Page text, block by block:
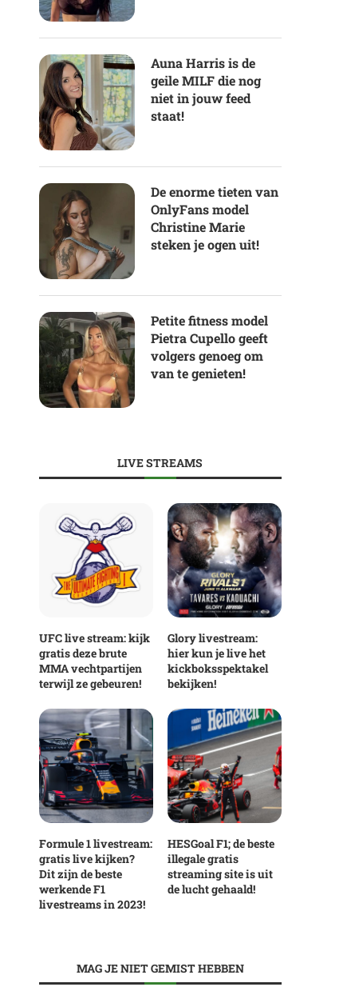
Auna Harris is de
geile MILF die nog
niet in jouw feed
staat!
De enorme tieten van
OnlyFans model
Christine Marie
steken je ogen uit!
Petite fitness model
Pietra Cupello geeft
volgers genoeg om
van te genieten!
LIVE STREAMS
UFC live stream: kijk
gratis deze brute
MMA vechtpartijen
terwijl ze gebeuren!
Glory livestream:
hier kun je live het
kickboksspektakel
bekijken!
Formule 1 livestream:
gratis live kijken?
Dit zijn de beste
werkende F1
livestreams in 2023!
HESGoal F1; de beste
illegale gratis
streaming site is uit
de lucht gehaald!
MAG JE NIET GEMIST HEBBEN